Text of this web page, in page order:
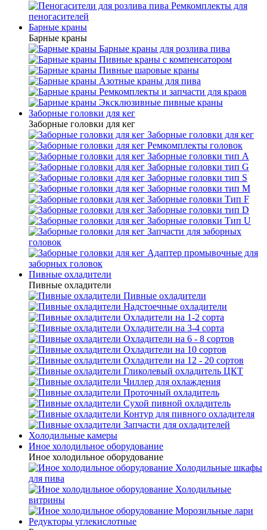
Ремкомплекты для
пеногасителей
Барные краны
Барные краны
Барные краны для розлива пива
Пивные краны с компенсатором
Пивные шаровые краны
Азотные краны для пива
Ремкомплекты и запчасти для краов
Эксклюзивные пивные краны
Заборные головки для кег
Заборные головки для кег
Заборные головки для кег
Ремкомплекты головок
Заборные головки тип А
Заборные головки тип G
Заборные головки тип S
Заборные головки тип М
Заборные головки Тип F
Заборные головки тип D
Заборные головки Тип U
Запчасти для заборных
головок
Адаптер промывочные для
заборных головок
Пивные охладители
Пивные охладители
Пивные охладители
Надстоечные охладители
Охладители на 1-2 сорта
Охладители на 3-4 сорта
Охладители на 6 - 8 сортов
Охладители на 10 сортов
Охладители на 12 - 20 сортов
Гликолевый охладитель ЦКТ
Чиллер для охлаждения
Проточный охладитель
Сухой пивной охладитель
Контур для пивного охладителя
Запчасти для охладителей
Холодильные камеры
Иное холодильное оборудование
Иное холодильное оборудование
Холодильные шкафы
для пива
Холодильные
витрины
Морозильные лари
Редукторы углекислотные